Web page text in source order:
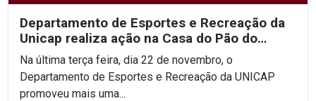
Departamento de Esportes e Recreação da
Unicap realiza ação na Casa do Pão do
Recife
Na última terça feira, dia 22 de novembro, o
Departamento de Esportes e Recreação da UNICAP
promoveu mais uma...